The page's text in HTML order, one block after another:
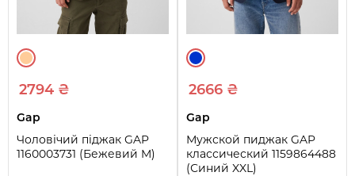
2794 ₴
Gap
Чоловічий піджак GAP
1160003731 (Бежевий M)
2666 ₴
Gap
Мужской пиджак GAP
классический 1159864488
(Синий XXL)